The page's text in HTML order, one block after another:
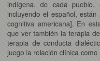
indígena, de cada pueblo,
incluyendo el español,
cognitiva americana]. En
que ver también la terapia
terapia de conducta
juego la relación clínica